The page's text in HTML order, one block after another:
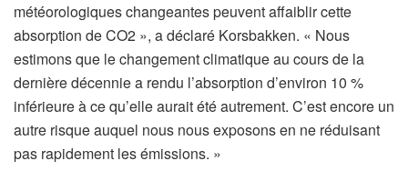
météorologiques changeantes peuvent affaiblir cette
absorption de CO2 », a déclaré Korsbakken. « Nous
estimons que le changement climatique au cours de la
dernière décennie a rendu l’absorption d’environ 10 %
inférieure à ce qu’elle aurait été autrement. C’est encore un
autre risque auquel nous nous exposons en ne réduisant
pas rapidement les émissions. »